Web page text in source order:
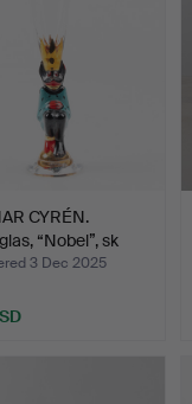
CYRÉN.
“Nobel”, sk
3 Dec 2025